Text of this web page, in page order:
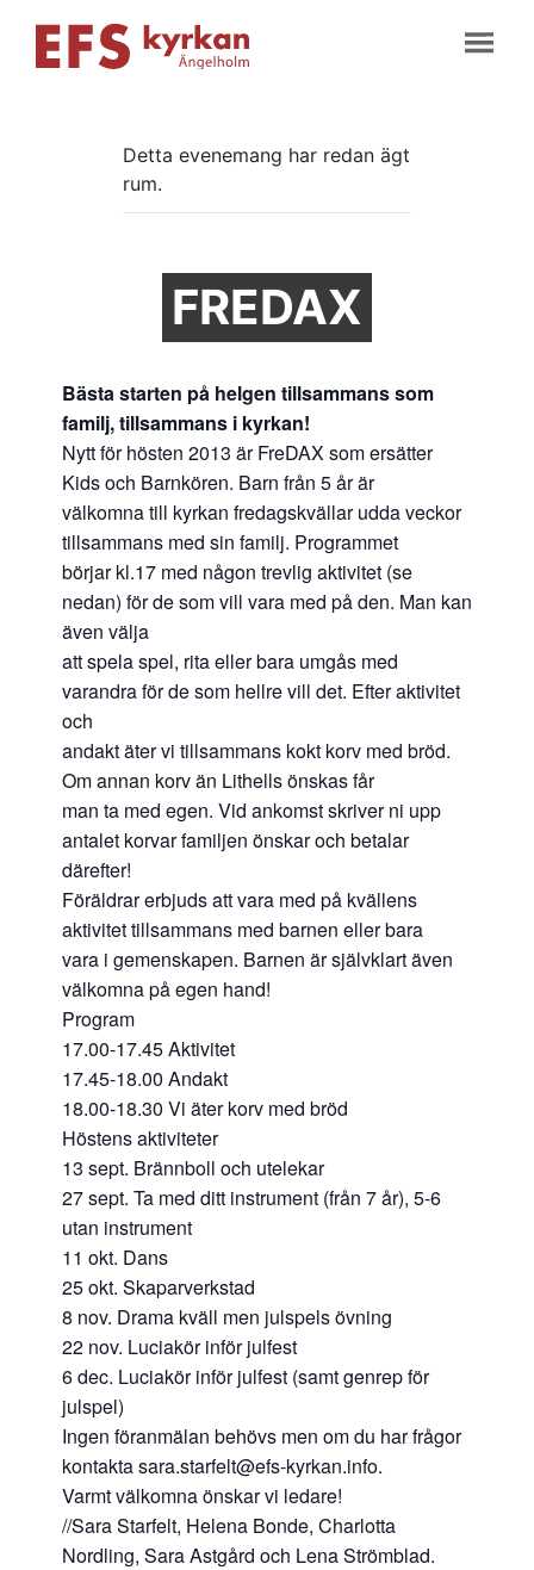
Detta evenemang har redan ägt
rum.
FREDAX
Bästa starten på helgen tillsammans som
familj, tillsammans i kyrkan!
Nytt för hösten 2013 är FreDAX som ersätter
Kids och Barnkören. Barn från 5 år är
välkomna till kyrkan fredagskvällar udda veckor
tillsammans med sin familj. Programmet
börjar kl.17 med någon trevlig aktivitet (se
nedan) för de som vill vara med på den. Man kan
även välja
att spela spel, rita eller bara umgås med
varandra för de som hellre vill det. Efter aktivitet
och
andakt äter vi tillsammans kokt korv med bröd.
Om annan korv än Lithells önskas får
man ta med egen. Vid ankomst skriver ni upp
antalet korvar familjen önskar och betalar
därefter!
Föräldrar erbjuds att vara med på kvällens
aktivitet tillsammans med barnen eller bara
vara i gemenskapen. Barnen är självklart även
välkomna på egen hand!
Program
17.00-17.45 Aktivitet
17.45-18.00 Andakt
18.00-18.30 Vi äter korv med bröd
Höstens aktiviteter
13 sept. Brännboll och utelekar
27 sept. Ta med ditt instrument (från 7 år), 5-6
utan instrument
11 okt. Dans
25 okt. Skaparverkstad
8 nov. Drama kväll men julspels övning
22 nov. Luciakör inför julfest
6 dec. Luciakör inför julfest (samt genrep för
julspel)
Ingen föranmälan behövs men om du har frågor
kontakta sara.starfelt@efs-kyrkan.info.
Varmt välkomna önskar vi ledare!
//Sara Starfelt, Helena Bonde, Charlotta
Nordling, Sara Astgård och Lena Strömblad.